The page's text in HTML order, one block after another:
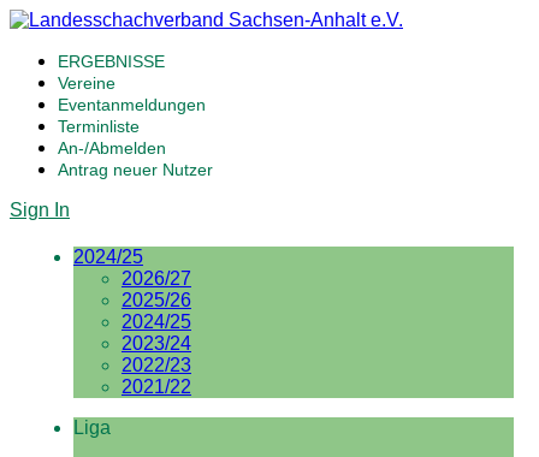
ERGEBNISSE
Vereine
Eventanmeldungen
Terminliste
An-/Abmelden
Antrag neuer Nutzer
Sign In
2024/25
2026/27
2025/26
2024/25
2023/24
2022/23
2021/22
Liga